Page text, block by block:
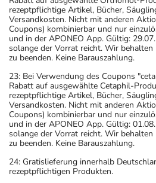
rezeptpflichtige Artikel, Bücher,
Versandkosten. Nicht mit anderen
Coupons) kombinierbar und nur
und in der APONEO App. Gültig:
solange der Vorrat reicht. Wir
zu beenden. Keine Barauszahlung.
23: Bei Verwendung des Coupons
Rabatt auf ausgewählte Cetaphil-
rezeptpflichtige Artikel, Bücher,
Versandkosten. Nicht mit anderen
Coupons) kombinierbar und nur
und in der APONEO App. Gültig:
solange der Vorrat reicht. Wir
zu beenden. Keine Barauszahlung.
24: Gratislieferung innerhalb
rezeptpflichtigen Produkten.